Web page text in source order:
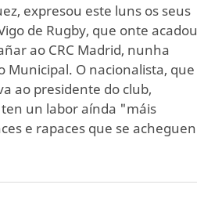
expresou este luns os seus
de Rugby, que onte acadou
ao CRC Madrid, nunha
O nacionalista, que
ao presidente do club,
un labor aínda "máis
e rapaces que se acheguen